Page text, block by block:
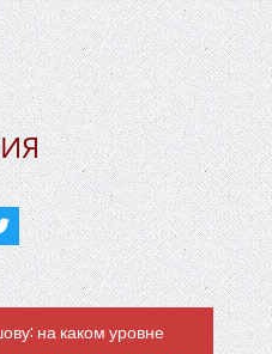
на каком уровне